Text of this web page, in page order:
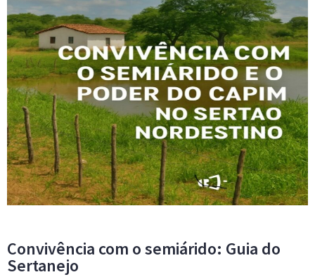
Convivência com o semiárido: Guia do
Sertanejo